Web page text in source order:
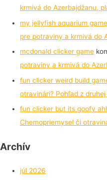
krmivá do Azerbajdžanu,
my jellyfish aquarium game
pre potraviny a krmivá do
mcdonald clicker game
potraviny a krmivá do
fun clicker weird build
otravinári? Pohľad z
fun clicker but its goofy
Chemopriemysel či
Archív
júl 2026